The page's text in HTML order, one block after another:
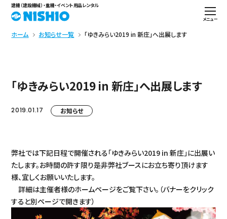
建機（建設機械）・重機・イベント用品レンタル
メニュー
ホーム お知らせ一覧 「ゆきみらい2019 in 新庄」へ出展します
「ゆきみらい2019 in 新庄」へ出展します
2019.01.17 お知らせ
弊社では下記日程で開催される「ゆきみらい2019 in 新庄」に出展い
たします。お時間の許す限り是非弊社ブースにお立ち寄り頂けます
様、宜しくお願いいたします。
詳細は主催者様のホームページをご覧下さい。（バナーをクリック
すると別ページで開きます）